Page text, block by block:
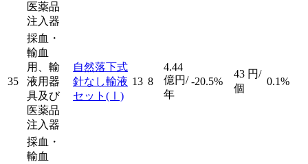
医薬品
注入器
35
採血・
輸血
用、輸
液用器
具及び
医薬品
注入器
自然落下式
針なし輸液
セット (Ⅰ)
13 8
4.44
億円/
年
-20.5%
43 円/
個
0.1%
採血・
輸血